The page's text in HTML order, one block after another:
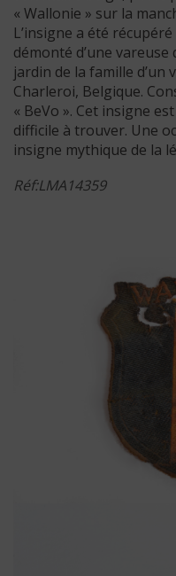
« Wallonie » sur la
L’insigne a été
démonté d’une
jardin de la famille
Charleroi, Belgique.
« BeVo ». Cet insigne
difficile à trouver. Une
insigne mythique de la
Réf:LMA14359